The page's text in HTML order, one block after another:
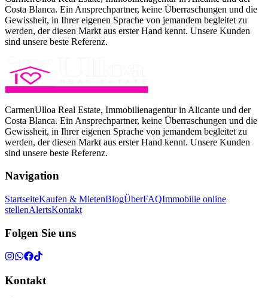
Costa Blanca. Ein Ansprechpartner, keine Überraschungen und die
Gewissheit, in Ihrer eigenen Sprache von jemandem begleitet zu
werden, der diesen Markt aus erster Hand kennt. Unsere Kunden
sind unsere beste Referenz.
CarmenUlloa Real Estate, Immobilienagentur in Alicante und der
Costa Blanca. Ein Ansprechpartner, keine Überraschungen und die
Gewissheit, in Ihrer eigenen Sprache von jemandem begleitet zu
werden, der diesen Markt aus erster Hand kennt. Unsere Kunden
sind unsere beste Referenz.
Navigation
StartseiteKaufen & MietenBlogÜberFAQImmobilie online
stellenAlertsKontakt
Folgen Sie uns
Kontakt